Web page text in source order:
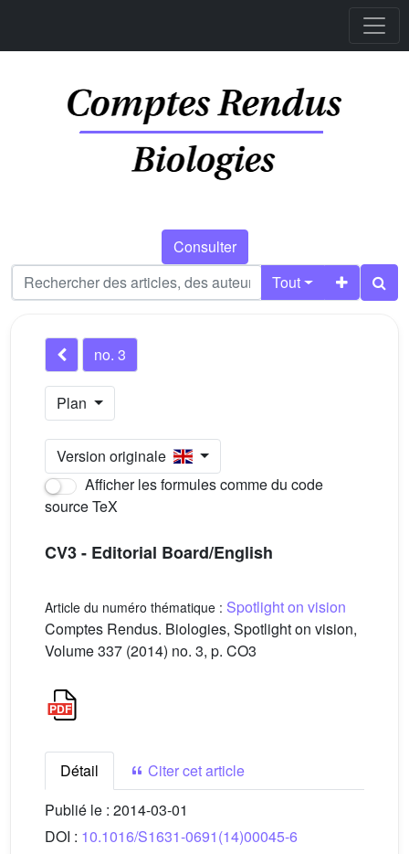
Consulter
Tout
no. 3
Plan
Version originale
Afficher les formules comme du code
source TeX
CV3 - Editorial Board/English
Article du numéro thématique : Spotlight on vision
Comptes Rendus. Biologies, Spotlight on vision,
Volume 337 (2014) no. 3, p. CO3
Détail
Citer cet article
Publié le : 2014-03-01
DOI : 10.1016/S1631-0691(14)00045-6